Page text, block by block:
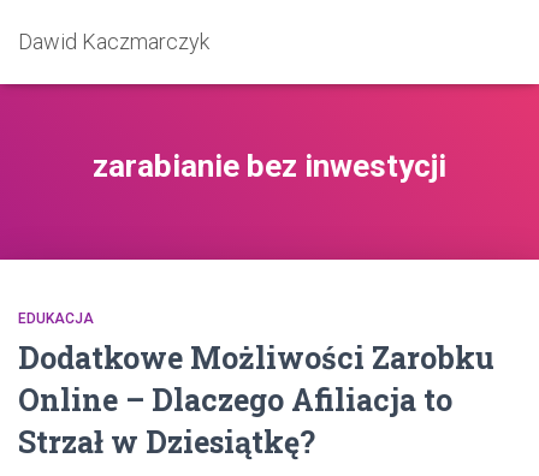
Dawid Kaczmarczyk
zarabianie bez inwestycji
EDUKACJA
Dodatkowe Możliwości Zarobku
Online – Dlaczego Afiliacja to
Strzał w Dziesiątkę?